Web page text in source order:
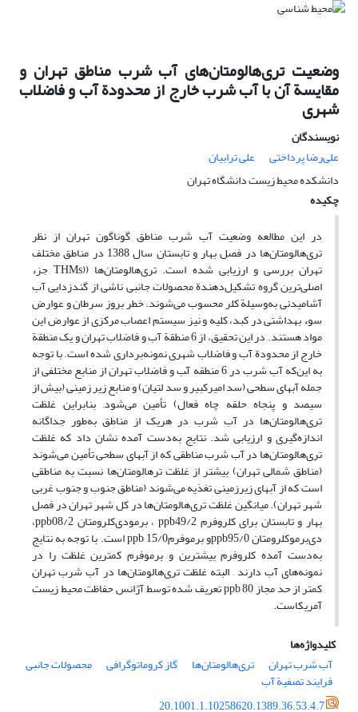
وضعیت تری‌هالومتان‌های آب شرب مناطق تهران و
مقایسة آن با آب شرب خارج از محدودة آب و فاضلاب
شهری
نویسندگان
علی‌رضا پرداختی
علی ترابیان
دانشکده محیط زیست دانشگاه تهران
چکیده
در این مطالعه وضعیت آب شرب مناطق گوناگون تهران از نظر
تری‌هالومتان‌ها در فصل بهار و تابستان سال 1388 در مناطق مختلف
تهران بررسی و ارزیابی شده است. تری‌هالومتان‌ها ((THMs جزء
اصلی‌ترین گروه تشکیل‌دهندة محصولات جانبی ناشی از گندزدایی آب
آشامیدنی به‌وسیلة کلر محسوب می‌‌شوند. خطر بروز سرطان و عوارض
سوء بهداشتی در کبد، کلیه و نیز سیستم اعصاب مرکزی از عوارض این
مواد هستند. در این تحقیق، از 6 منطقة آب و فاضلاب تهران و یک منطقة
خارج از محدودة آب و فاضلاب شهری نمونه‌برداری شده است. با توجه
به این‌که آب شرب در 6 منطقه آّب و فاضلاب تهران از منابع مختلفی از
جمله آبهای سطحی (سد امیر‌کبیر و سد لتیان) و منابع زیر زمینی (بیش از
سیصد و پنجاه حلقه چاه فعال) تأمین می‌شود, بنابراین, غلظت
تری‌هالو‌متان‌ها در آب شرب در هریک از مناطق به‌طور جداگانه
اندازه‌گیری و ارزیابی شد. نتایج به‌دست آمده نشان داد که غلظت
تری‌هالو‌متان‌ها در آب شرب مناطقی که از آبهای سطحی تأمین می‌شوند
(مناطق شمالی تهران) بیشتر از غلظت ترهالومتان‌ها نسبت به مناطقی
است که از آبهای زیر‌زمینی تغذیه می‌شوند (مناطق جنوب و جنوب غربی
شهر تهران). میانگین غلظت تری‌هالو‌متان‌ها در کل شهر تهران در فصل
بهار و تابستان برای کلروفرم ppb49/2 ، برمودی‌کلرومتان ppb08/2،
دی‌برموکلرومتان ppb95/0و برموفرمppb 15/0 است. با توجه به نتایج
به‌دست آمده کلروفرم بیشترین و برموفرم کمترین غلظت را در
نمونه‌های آب دارند , البته غلظت تری‌هالومتان‌ها در آب شرب تهران
کمتر از حد مجاز ppb 80 تعریف شده توسط آژانس حفاظت محیط زیست
آمریکاست.
کلیدواژه‌ها
آب شرب تهران
تری‌هالومتان‌ها گاز کروماتوگرافی محصولات جانبی
فرایند تصفیة آب
20.1001.1.10258620.1389.36.53.4.7